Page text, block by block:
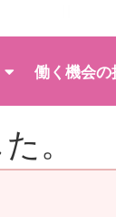
働く機会の
。